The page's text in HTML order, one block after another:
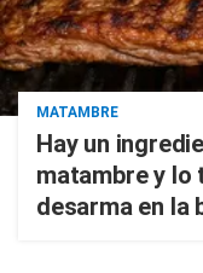
MATAMBRE
Hay un
matambre y lo
desarma en la